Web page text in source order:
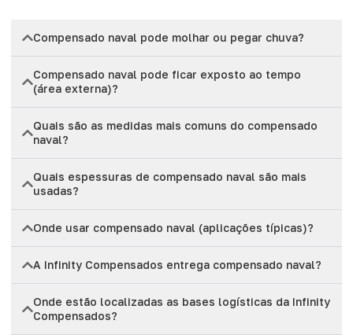
Compensado naval pode molhar ou pegar chuva?
Compensado naval pode ficar exposto ao tempo
(área externa)?
Quais são as medidas mais comuns do compensado
naval?
Quais espessuras de compensado naval são mais
usadas?
Onde usar compensado naval (aplicações típicas)?
A Infinity Compensados entrega compensado naval?
Onde estão localizadas as bases logísticas da Infinity
Compensados?